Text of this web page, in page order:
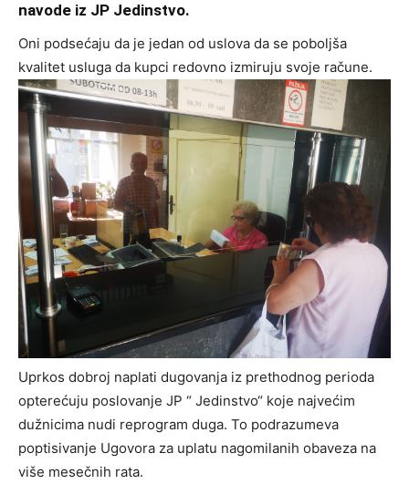
navode iz JP Jedinstvo.
Oni podsećaju da je jedan od uslova da se poboljša
kvalitet usluga da kupci redovno izmiruju svoje račune.
Uprkos dobroj naplati dugovanja iz prethodnog perioda
opterećuju poslovanje JP “ Jedinstvo“ koje najvećim
dužnicima nudi reprogram duga. To podrazumeva
poptisivanje Ugovora za uplatu nagomilanih obaveza na
više mesečnih rata.